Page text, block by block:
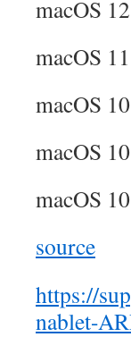
macOS
macOS
macOS
macOS
macOS
source
https://
nablet-